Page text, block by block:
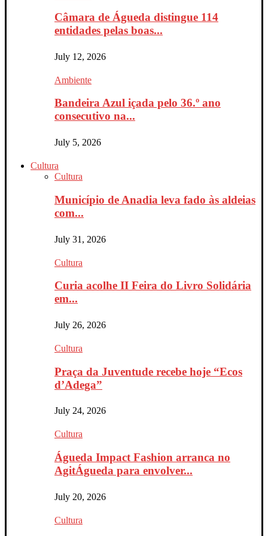
Câmara de Águeda distingue 114
entidades pelas boas...
July 12, 2026
Ambiente
Bandeira Azul içada pelo 36.º ano
consecutivo na...
July 5, 2026
Cultura
Cultura
Município de Anadia leva fado às aldeias
com...
July 31, 2026
Cultura
Curia acolhe II Feira do Livro Solidária
em...
July 26, 2026
Cultura
Praça da Juventude recebe hoje “Ecos
d’Adega”
July 24, 2026
Cultura
Águeda Impact Fashion arranca no
AgitÁgueda para envolver...
July 20, 2026
Cultura